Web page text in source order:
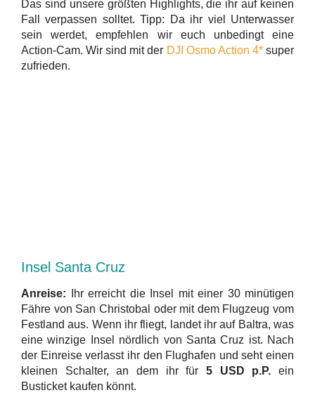
Das sind unsere größten Highlights, die ihr auf keinen
Fall verpassen solltet. Tipp: Da ihr viel Unterwasser
sein werdet, empfehlen wir euch unbedingt eine
Action-Cam. Wir sind mit der DJI Osmo Action 4*super
zufrieden.
Insel Santa Cruz
Anreise: Ihr erreicht die Insel mit einer 30 minütigen
Fähre von San Christobal oder mit dem Flugzeug vom
Festland aus. Wenn ihr fliegt, landet ihr auf Baltra, was
eine winzige Insel nördlich von Santa Cruz ist. Nach
der Einreise verlasst ihr den Flughafen und seht einen
kleinen Schalter, an dem ihr für 5 USD p.P. ein
Busticket kaufen könnt.